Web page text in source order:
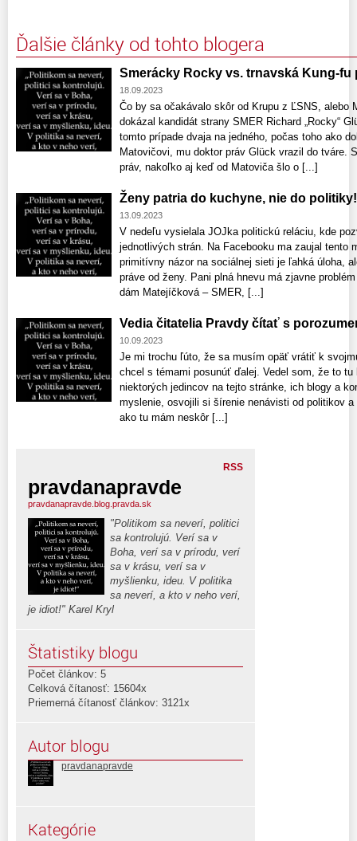
Ďalšie články od tohto blogera
Smerácky Rocky vs. trnavská Kung-fu
18.09.2023
Čo by sa očakávalo skôr od Krupu z ĽSNS, alebo
dokázal kandidát strany SMER Richard „Rocky“
tomto prípade dvaja na jedného, počas toho ako
Matovičovi, mu doktor práv Glück vrazil do tváre.
práv, nakoľko aj keď od Matoviča šlo o [...]
Ženy patria do kuchyne, nie do politiky!
13.09.2023
V nedeľu vysielala JOJka politickú reláciu, kde
jednotlivých strán. Na Facebooku ma zaujal tento
primitívny názor na sociálnej sieti je ľahká úloha,
práve od ženy. Pani plná hnevu má zjavne
dám Matejíčková – SMER, [...]
Vedia čitatelia Pravdy čítať s
10.09.2023
Je mi trochu ľúto, že sa musím opäť vrátiť k
chcel s témami posunúť ďalej. Vedel som, že to tu
niektorých jedincov na tejto stránke, ich blogy a
myslenie, osvojili si šírenie nenávisti od politikov
ako tu mám neskôr [...]
RSS
pravdanapravde
pravdanapravde.blog.pravda.sk
"Politikom sa neverí, politici
sa kontrolujú. Verí sa v
Boha, verí sa v prírodu, verí
sa v krásu, verí sa v
myšlienku, ideu. V politika
sa neverí, a kto v neho verí,
je idiot!" Karel Kryl
Štatistiky blogu
Počet článkov: 5
Celková čítanosť: 15604x
Priemerná čítanosť článkov: 3121x
Autor blogu
pravdanapravde
Kategórie